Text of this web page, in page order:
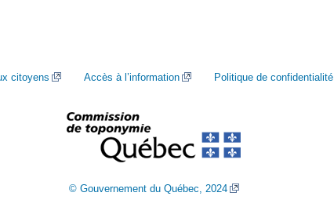
citoyens Accès à l’information Politique de confidentialité
© Gouvernement du Québec, 2024